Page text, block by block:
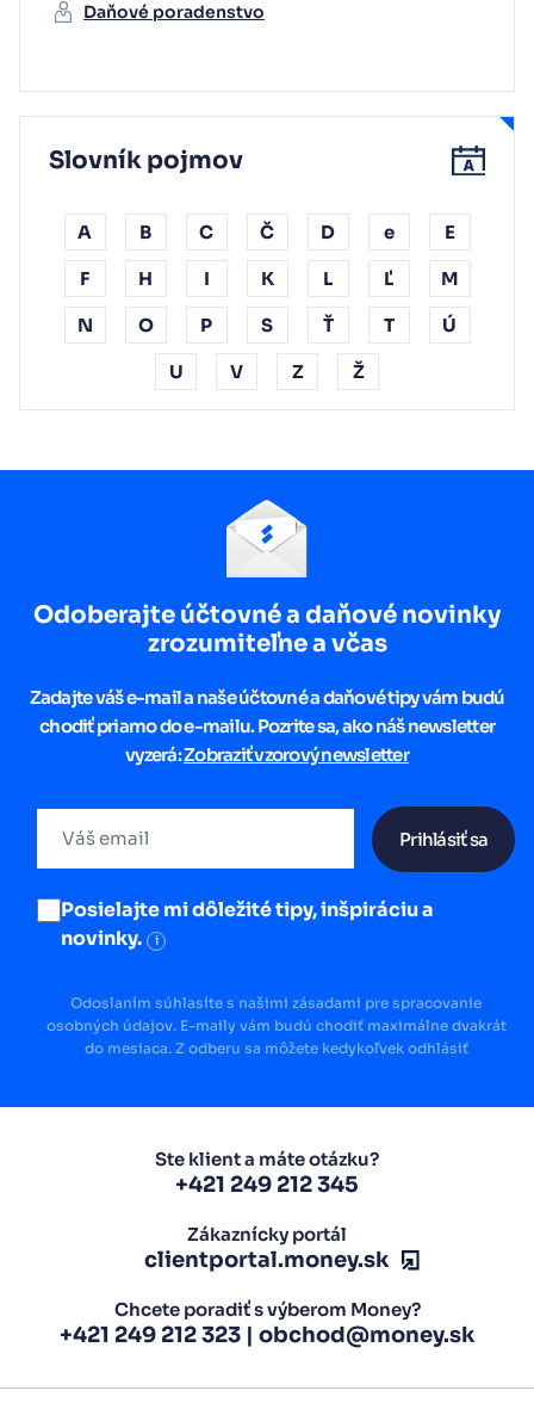
Daňové poradenstvo
Slovník pojmov
A B C Č D e E
F H I K L Ľ M
N O P S Ť T Ú
U V Z Ž
Odoberajte účtovné a daňové novinky
zrozumiteľne a včas
Zadajte váš e-mail a naše účtovné a daňové tipy vám budú
chodiť priamo do e-mailu. Pozrite sa, ako náš newsletter
vyzerá:Zobraziť vzorový newsletter
Prihlásiť sa
Posielajte mi dôležité tipy, inšpiráciu a
novinky.
i
Odoslaním súhlasíte s našimi zásadami pre spracovanie
osobných údajov. E-maily vám budú chodiť maximálne dvakrát
do mesiaca. Z odberu sa môžete kedykoľvek odhlásiť
Ste klient a máte otázku?
+421 249 212 345
Zákaznícky portál
clientportal.money.sk
Chcete poradiť s výberom Money?
+421 249 212 323| obchod@money.sk